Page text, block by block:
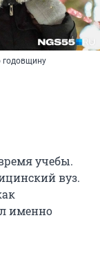
годовщину
учебы.
вуз.
именно